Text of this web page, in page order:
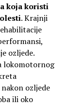
koja koristi
. Krajnji
ozljede.
lokomotornog
ozljede
ili oko